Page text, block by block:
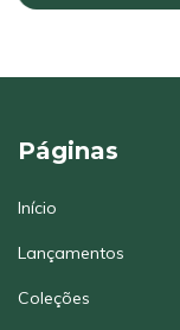
Páginas
Início
Lançamentos
Coleções